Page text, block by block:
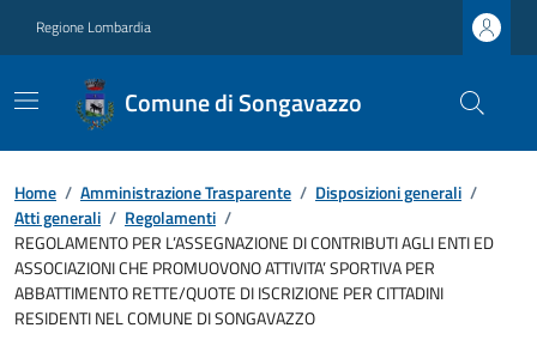
Regione Lombardia
Comune di Songavazzo
Home / Amministrazione Trasparente / Disposizioni generali /
Atti generali / Regolamenti /
REGOLAMENTO PER L’ASSEGNAZIONE DI CONTRIBUTI AGLI ENTI ED
ASSOCIAZIONI CHE PROMUOVONO ATTIVITA’ SPORTIVA PER
ABBATTIMENTO RETTE/QUOTE DI ISCRIZIONE PER CITTADINI
RESIDENTI NEL COMUNE DI SONGAVAZZO